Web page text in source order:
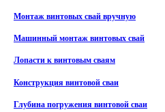
Монтаж винтовых свай вручную
Машинный монтаж винтовых свай
Лопасти к винтовым сваям
Конструкция винтовой сваи
Глубина погружения винтовой сваи